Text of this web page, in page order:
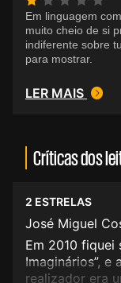
Em linguagem
muito cheio de si
indiferente sobre
para mostrar.
LER MAIS
Críticas dos
2 ESTRELAS
José Miguel
Em 2010 fiquei
Imaginários”,
realizador era